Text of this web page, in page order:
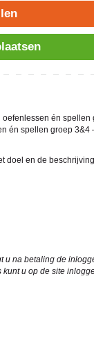
én
én spellen groep 3&4
doel en de
u na betaling de
u op de site